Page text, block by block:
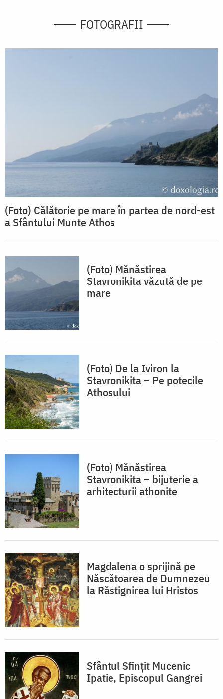
FOTOGRAFII
(Foto) Călătorie pe mare în partea de nord-est
a Sfântului Munte Athos
(Foto) Mănăstirea
Stavronikita văzută de pe
mare
(Foto) De la Iviron la
Stavronikita – Pe potecile
Athosului
(Foto) Mănăstirea
Stavronikita – bijuterie a
arhitecturii athonite
Magdalena o sprijină pe
Născătoarea de Dumnezeu
la Răstignirea lui Hristos
Sfântul Sfinţit Mucenic
Ipatie, Episcopul Gangrei